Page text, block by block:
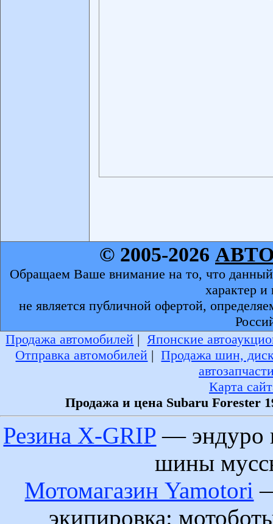
© 2005-2026
Обращаем Ваше внимание на то, что
характер
не является публичной офертой,
Продажа автомобилей | Японские
Отправка автомобилей |Продажа шин,
Карта
Продажа и цена Subaru Forester
Резина X-GRIP — эндуро
шины
Мотомагазин Yamotori
экипировка: